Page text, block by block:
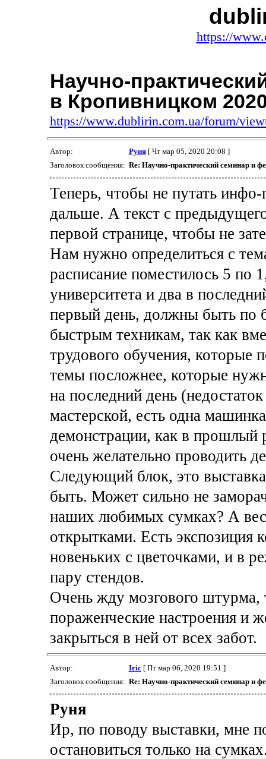
https://
Научно-
в Кропивницком
https://www.dublirin.com.ua/forum/
Автор: Руня[ Чт мар 05, 2020 20:08 ]
Заголовок сообщения: Re: Научно-практический семинар и
Теперь, чтобы не путать
дальше. А текст с
первой странице, чтобы не
Нам нужно определиться с
расписание поместилось 5 по
университета и два в
первый день, должны быть по
быстрым техникам, так как
трудового обучения,
темы посложнее, которые
на последний день
мастерской, есть одна
демонстрации, как в прошлый
очень желательно проводить
Следующий блок, это
быть. Может сильно не
наших любимых сумках? А
открытками. Есть экспозиция
новеньких с цветочками, и в
пару стендов.
Очень жду мозгового штурма,
пораженческие настроения и
закрыться в ней от всех забот.
Автор: Iric[ Пт мар 06, 2020 19:51 ]
Заголовок сообщения: Re: Научно-практический семинар и
Руня
Ир, по поводу выставки, мне
остановиться только на